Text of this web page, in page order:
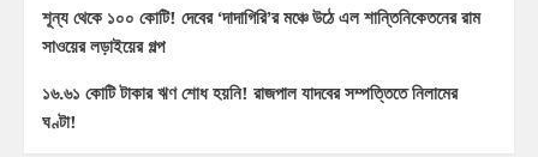
শূন্য থেকে ১০০ কোটি! দেবের ‘দাদাগিরি’র মঞ্চে উঠে এল শান্তিনিকেতনের রাম
সাওয়ের লড়াইয়ের গল্প
১৬.৬১ কোটি টাকার ঋণ শোধ হয়নি! রাজপাল যাদবের সম্পত্তিতে নিলামের
ঘণ্টা!